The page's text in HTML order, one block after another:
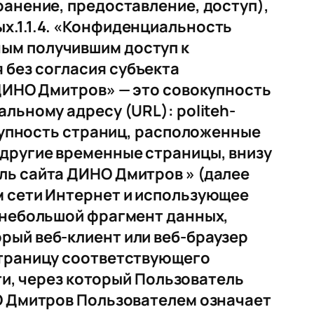
предоставление, доступ),
«Конфиденциальность
получившим доступ к
согласия субъекта
Дмитров» — это совокупность
адресу (URL): politeh-
страниц, расположенные
временные страницы, внизу
сайта ДИНО Дмитров » (далее
Интернет и использующее
фрагмент данных,
веб-клиент или веб-браузер
соответствующего
через который Пользователь
Пользователем означает